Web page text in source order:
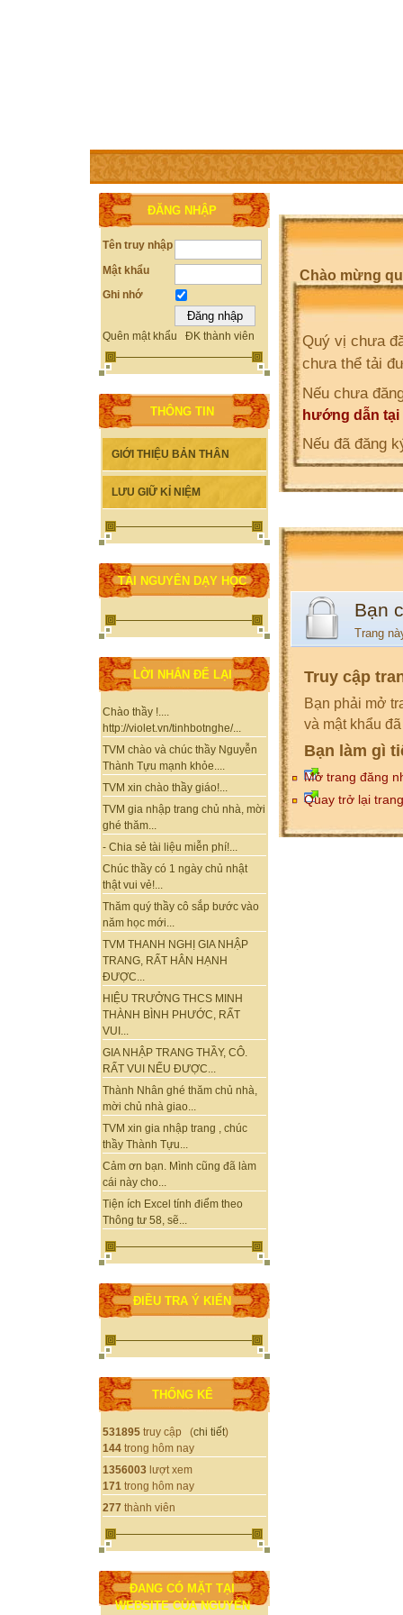
TRANG CHỦ THÀNH VIÊN TRỢ GIÚP WEBSITE
ĐĂNG NHẬP
Tên truy nhập
Mật khẩu
Ghi nhớ
Quên mật khẩu ĐK thành viên
THÔNG TIN
GIỚI THIỆU BẢN THÂN
LƯU GIỮ KỈ NIỆM
TÀI NGUYÊN DẠY HỌC
LỜI NHẮN ĐỂ LẠI
Chào thầy !....
http://violet.vn/tinhbotnghe/...
TVM chào và chúc thầy Nguyễn
Thành Tựu mạnh khỏe....
TVM xin chào thầy giáo!...
TVM gia nhập trang chủ nhà, mời
ghé thăm...
- Chia sẻ tài liệu miễn phí!...
Chúc thầy có 1 ngày chủ nhật
thật vui vẻ!...
Thăm quý thầy cô sắp bước vào
năm học mới...
TVM THANH NGHỊ GIA NHẬP
TRANG, RẤT HÂN HẠNH
ĐƯỢC...
HIỆU TRƯỞNG THCS MINH
THÀNH BÌNH PHƯỚC, RẤT
VUI...
GIA NHẬP TRANG THẦY, CÔ.
RẤT VUI NẾU ĐƯỢC...
Thành Nhân ghé thăm chủ nhà,
mời chủ nhà giao...
TVM xin gia nhập trang , chúc
thầy Thành Tựu...
Cảm ơn bạn. Mình cũng đã làm
cái này cho...
Tiện ích Excel tính điểm theo
Thông tư 58, sẽ...
ĐIỀU TRA Ý KIẾN
THỐNG KÊ
531895 truy cập (chi tiết)
144 trong hôm nay
1356003 lượt xem
171 trong hôm nay
277 thành viên
ĐANG CÓ MẶT TẠI
WEBSITE CỦA NGUYỄN
Chào mừng
Quý vị chưa
chưa thể tải
Nếu chưa
hướng dẫn tại
Nếu đã đăng
Bạn
Trang
Truy cập
Bạn phải mở
và mật khẩu
Bạn làm gì
Mở trang đăng
Quay trở lại